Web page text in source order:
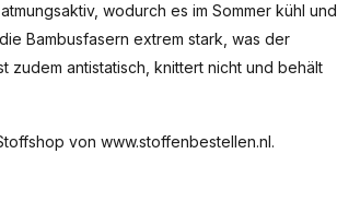
wodurch es im Sommer kühl und
Bambusfasern extrem stark, was der
zudem antistatisch, knittert nicht und behält
von www.stoffenbestellen.nl.